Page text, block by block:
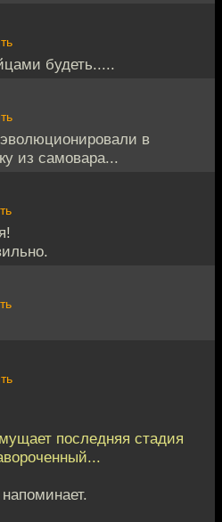
будеть.....
в
из самовара...
последняя стадия